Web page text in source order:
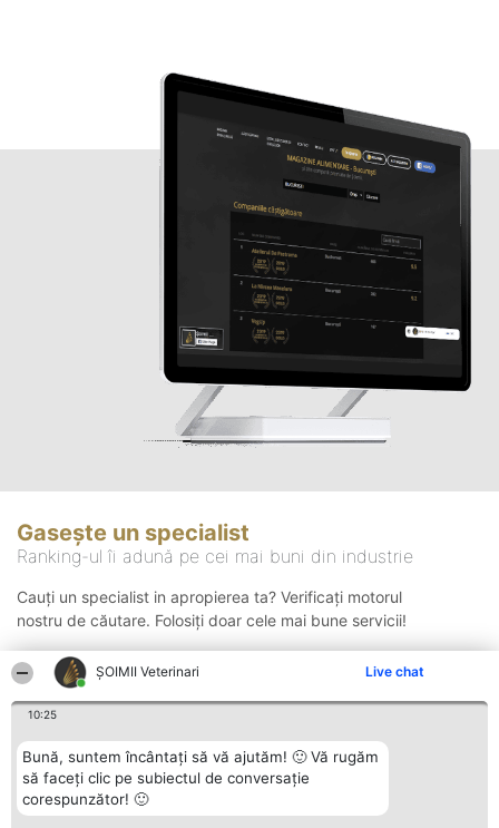
ȘOIMII Veterinari Live chat
10:25
Bună, suntem încântați să vă ajutăm! 🙂 Vă rugăm
să faceți clic pe subiectul de conversație
corespunzător! 🙂
Gasește un specialist
Ranking-ul îi adună pe cei mai buni din industrie
Cauți un specialist in apropierea ta? Verificați motorul
nostru de căutare. Folosiți doar cele mai bune servicii!